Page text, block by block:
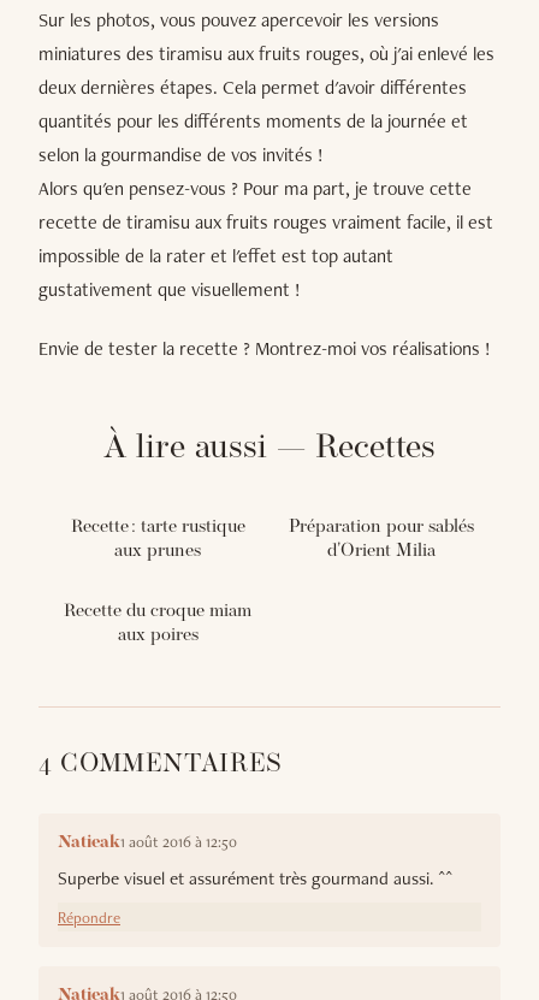
Sur les photos, vous pouvez apercevoir les versions
miniatures des tiramisu aux fruits rouges, où j'ai enlevé les
deux dernières étapes. Cela permet d'avoir différentes
quantités pour les différents moments de la journée et
selon la gourmandise de vos invités !
Alors qu'en pensez-vous ? Pour ma part, je trouve cette
recette de tiramisu aux fruits rouges vraiment facile, il est
impossible de la rater et l'effet est top autant
gustativement que visuellement !
Envie de tester la recette ? Montrez-moi vos réalisations !
À lire aussi — Recettes
Recette : tarte rustique
aux prunes
Préparation pour sablés
d'Orient Milia
Recette du croque miam
aux poires
4 COMMENTAIRES
Natieak1 août 2016 à 12:50
Superbe visuel et assurément très gourmand aussi. ^^
Répondre
Natieak1 août 2016 à 12:50